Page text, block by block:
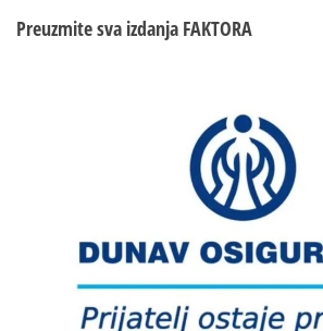
Preuzmite sva izdanja FAKTORA